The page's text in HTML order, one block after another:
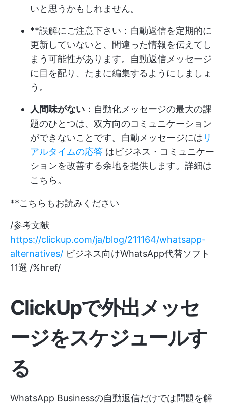
いと思うかもしれません。
**誤解にご注意下さい：自動返信を定期的に
更新していないと、間違った情報を伝えてし
まう可能性があります。自動返信メッセージ
に目を配り、たまに編集するようにしましょ
う。
人間味がない ：自動化メッセージの最大の課
題のひとつは、双方向のコミュニケーション
ができないことです。自動メッセージには リ
アルタイムの応答 はビジネス・コミュニケー
ションを改善する余地を提供します。詳細は
こちら。
**こちらもお読みください
/参考文献
https://clickup.com/ja/blog/211164/whatsapp-
alternatives/ ビジネス向けWhatsApp代替ソフト
11選 /%href/
ClickUpで外出メッセ
ージをスケジュールす
る
WhatsApp Businessの自動返信だけでは問題を解